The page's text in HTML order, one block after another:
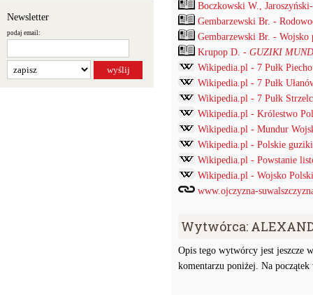
Newsletter
podaj email:
Boczkowski W.,
Gembarzewski Br. -
Gembarzewski Br. - Wojsko
Krupop D. - GUZIKI
Wikipedia.pl - 7 Pułk
Wikipedia.pl - 7 Pułk
Wikipedia.pl - 7 Pułk
Wikipedia.pl - Królestwo
Wikipedia.pl - Mundur
Wikipedia.pl - Polskie
Wikipedia.pl - Powstanie
Wikipedia.pl - Wojsko
www.ojczyzna-
Wytwórca:
Opis tego wytwórcy jest jeszcze
komentarzu poniżej. Na